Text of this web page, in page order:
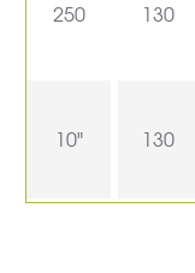
250 130
10" 130